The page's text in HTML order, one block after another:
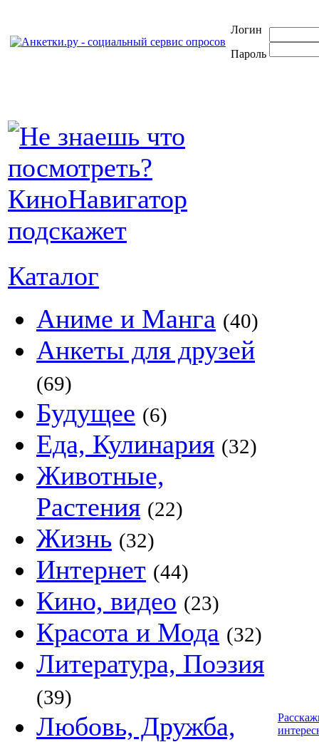
Логин
Пароль
Каталог
Аниме и Манга (40)
Анкеты для друзей
(69)
Будущее (6)
Еда, Кулинария (32)
Животные,
Растения (22)
Жизнь (32)
Интернет (44)
Кино, видео (23)
Красота и Мода (32)
Литература, Поэзия
(39)
Любовь, Дружба,